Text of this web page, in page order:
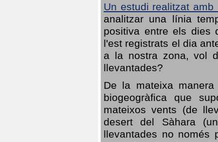
Un estudi realitzat amb
analitzar una línia
positiva entre els dies
l'est registrats el dia
a la nostra zona, vol
llevantades?
De la mateixa
biogeogràfica que
mateixos vents (de
desert del Sàhara
llevantades no només